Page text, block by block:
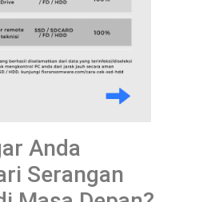
Anda
Serangan